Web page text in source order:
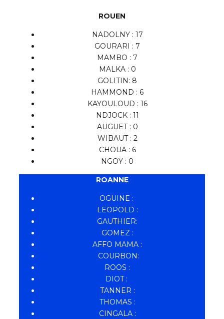
ROUEN
NADOLNY : 17
GOURARI : 7
MAMBO : 7
MALKA : 0
GOLITIN: 8
HAMMOND : 6
KAYOULOUD : 16
NDJOCK : 11
AUGUET : 0
WIBAUT : 2
CHOUA : 6
NGOY : 0
ROANNE
OGUINE :
LEOPOLD :
GAUTHIER:
GOMEZ :
AFFO MAMA :
COURBON:
ROOS :
DIOT :
TANNER :
THOMAS :
CINGALA :